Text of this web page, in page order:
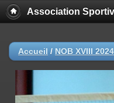
Association
Accueil / NOB XVIII 2024